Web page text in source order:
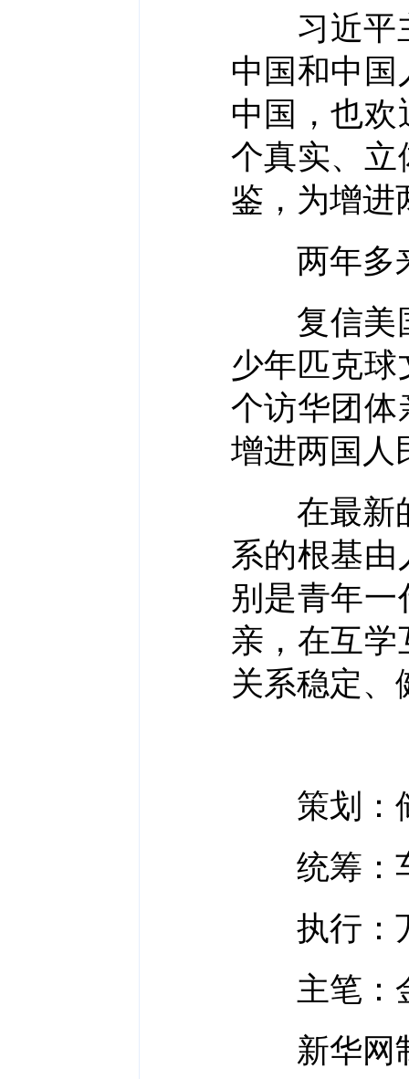
习近平主
中国和中
中国，也
个真实、
鉴，为增进
两年多来
复信美国
少年匹克
个访华团
增进两国人
在最新的
系的根基
别是青年
亲，在互
关系稳定、
策划：
统筹：
执行：
主笔：
新华网